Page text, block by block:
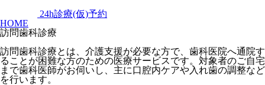
24h診療(仮)予約
HOME
訪問歯科診療
訪問歯科診療とは、介護支援が必要な方で、歯科医院へ通院す
ることが困難な方のための医療サービスです。対象者のご自宅
まで歯科医師がお伺いし、主に口腔内ケアや入れ歯の調整など
を行います。